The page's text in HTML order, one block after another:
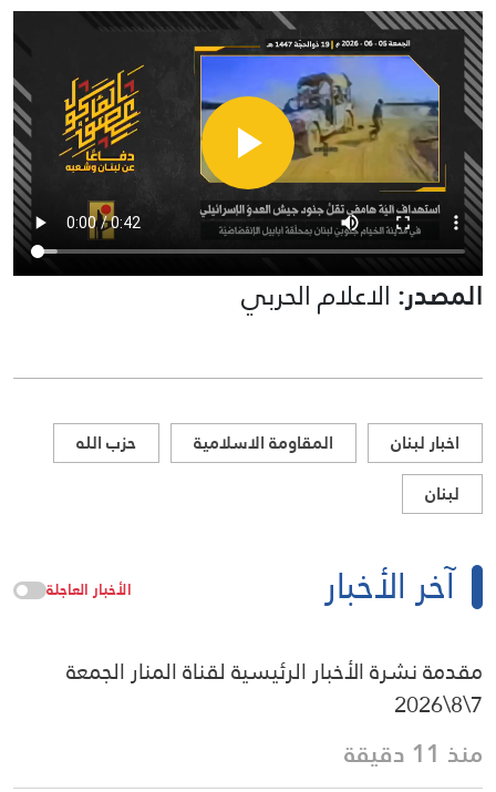
المصدر: الاعلام الحربي
اخبار لبنان المقاومة الاسلامية
حزب الله
لبنان
آخر الأخبار الأخبار العاجلة
مقدمة نشرة الأخبار الرئيسية لقناة المنار الجمعة
7\8\2026
منذ 11 دقيقة